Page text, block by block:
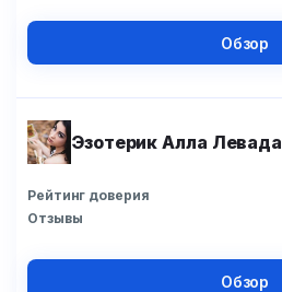
Обзор
Эзотерик Алла Левада
Рейтинг доверия
Отзывы
Обзор